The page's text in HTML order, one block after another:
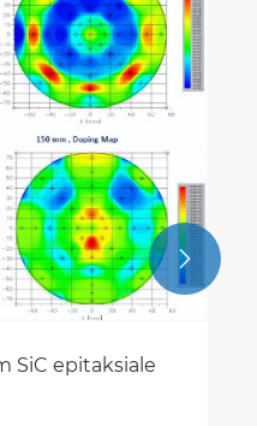
SiC epitaksiale
